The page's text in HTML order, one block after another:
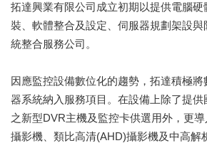
拓達興業有限公司成立初期以提供電腦硬
裝、軟體整合及設定、伺服器規劃架設
統整合服務公司。
因應監控設備數位化的趨勢，拓達積極將
器系統納入服務項目。在設備上除了提
之新型DVR主機及監控卡供選用外，更
攝影機、類比高清(AHD)攝影機及中高解